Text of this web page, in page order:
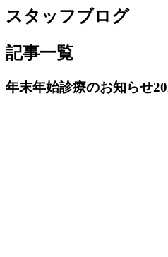
スタッフブログ
記事一覧
年末年始診療のお知らせ